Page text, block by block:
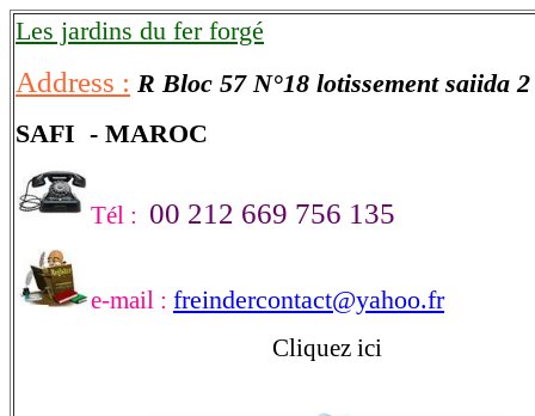
Les jardins du fer forgé
Address : R Bloc 57 N°18 lotissement saiida 2
SAFI - MAROC
Tél : 00 212 669 756 135
e-mail : freindercontact@yahoo.fr
Cliquez ici